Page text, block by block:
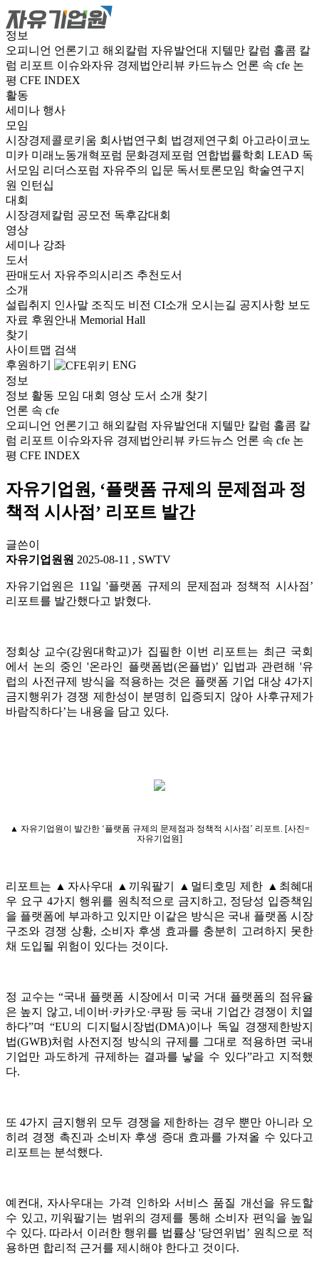
정보
오피니언 언론기고 해외칼럼 자유발언대 지텔만 칼럼 홀콤 칼
럼 리포트 이슈와자유 경제법안리뷰 카드뉴스 언론 속 cfe 논
평 CFE INDEX
활동
세미나 행사
모임
시장경제콜로키움 회사법연구회 법경제연구회 아고라이코노
미카 미래노동개혁포럼 문화경제포럼 연합법률학회 LEAD 독
서모임 리더스포럼 자유주의 입문 독서토론모임 학술연구지
원 인턴십
대회
시장경제칼럼 공모전 독후감대회
영상
세미나 강좌
도서
판매도서 자유주의시리즈 추천도서
소개
설립취지 인사말 조직도 비전 CI소개 오시는길 공지사항 보도
자료 후원안내 Memorial Hall
찾기
사이트맵 검색
후원하기
ENG
정보
정보 활동 모임 대회 영상 도서 소개 찾기
언론 속 cfe
오피니언 언론기고 해외칼럼 자유발언대 지텔만 칼럼 홀콤 칼
럼 리포트 이슈와자유 경제법안리뷰 카드뉴스 언론 속 cfe 논
평 CFE INDEX
자유기업원, ‘플랫폼 규제의 문제점과 정
책적 시사점’ 리포트 발간
글쓴이
자유기업원원 2025-08-11 , SWTV
자유기업원은 11일 '플랫폼 규제의 문제점과 정책적 시사점’
리포트를 발간했다고 밝혔다.
정회상 교수(강원대학교)가 집필한 이번 리포트는 최근 국회
에서 논의 중인 '온라인 플랫폼법(온플법)’ 입법과 관련해 '유
럽의 사전규제 방식을 적용하는 것은 플랫폼 기업 대상 4가지
금지행위가 경쟁 제한성이 분명히 입증되지 않아 사후규제가
바람직하다’는 내용을 담고 있다.
▲ 자유기업원이 발간한 ‘플랫폼 규제의 문제점과 정책적 시사점’ 리포트. [사진=
자유기업원]
리포트는 ▲자사우대 ▲끼워팔기 ▲멀티호밍 제한 ▲최혜대
우 요구 4가지 행위를 원칙적으로 금지하고, 정당성 입증책임
을 플랫폼에 부과하고 있지만 이같은 방식은 국내 플랫폼 시장
구조와 경쟁 상황, 소비자 후생 효과를 충분히 고려하지 못한
채 도입될 위험이 있다는 것이다.
정 교수는 “국내 플랫폼 시장에서 미국 거대 플랫폼의 점유율
은 높지 않고, 네이버·카카오·쿠팡 등 국내 기업간 경쟁이 치열
하다”며 “EU의 디지털시장법(DMA)이나 독일 경쟁제한방지
법(GWB)처럼 사전지정 방식의 규제를 그대로 적용하면 국내
기업만 과도하게 규제하는 결과를 낳을 수 있다”라고 지적했
다.
또 4가지 금지행위 모두 경쟁을 제한하는 경우 뿐만 아니라 오
히려 경쟁 촉진과 소비자 후생 증대 효과를 가져올 수 있다고
리포트는 분석했다.
예컨대, 자사우대는 가격 인하와 서비스 품질 개선을 유도할
수 있고, 끼워팔기는 범위의 경제를 통해 소비자 편익을 높일
수 있다. 따라서 이러한 행위를 법률상 '당연위법’ 원칙으로 적
용하면 합리적 근거를 제시해야 한다고 것이다.